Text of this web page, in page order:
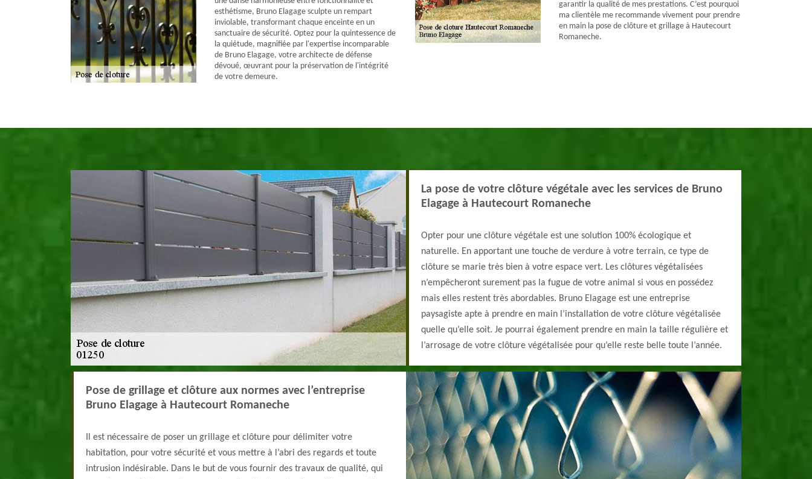
esthétisme, Bruno Elagage sculpte un rempart
inviolable, transformant chaque enceinte en un
sanctuaire de sécurité. Optez pour la quintessence de
la quiétude, magnifiée par l'expertise incomparable
de Bruno Elagage, votre architecte de défense
dévoué, œuvrant pour la préservation de l'intégrité
de votre demeure.
garantir la qualité de mes prestations. C’est pourquoi
ma clientèle me recommande vivement pour prendre
en main la pose de clôture et grillage à Hautecourt
Romaneche.
La pose de votre clôture végétale avec les services de Bruno
Elagage à Hautecourt Romaneche
Opter pour une clôture végétale est une solution 100% écologique et
naturelle. En apportant une touche de verdure à votre terrain, ce type de
clôture se marie très bien à votre espace vert. Les clôtures végétalisées
n’empêcheront surement pas la fugue de votre animal si vous en possédez
mais elles restent très abordables. Bruno Elagage est une entreprise
paysagiste apte à prendre en main l’installation de votre clôture végétalisée
quelle qu’elle soit. Je pourrai également prendre en main la taille régulière et
l’arrosage de votre clôture végétalisée pour qu’elle reste belle toute l’année.
Pose de grillage et clôture aux normes avec l’entreprise
Bruno Elagage à Hautecourt Romaneche
Il est nécessaire de poser un grillage et clôture pour délimiter votre
habitation, pour votre sécurité et vous mettre à l’abri des regards et toute
intrusion indésirable. Dans le but de vous fournir des travaux de qualité, qui